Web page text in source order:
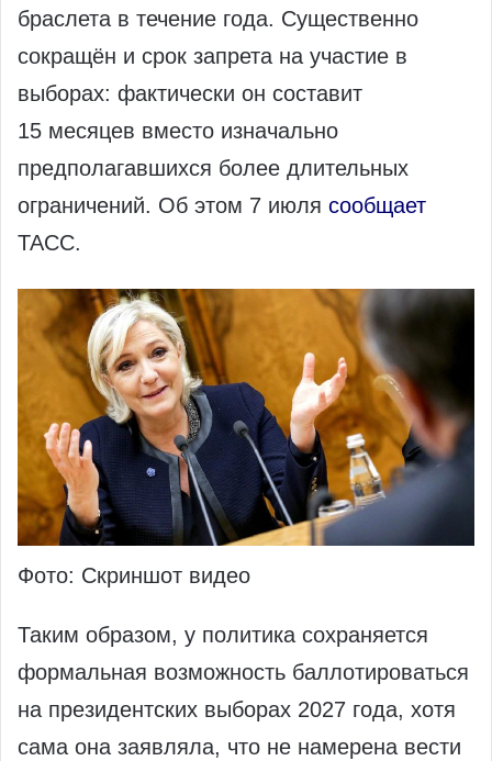
браслета в течение года. Существенно
сокращён и срок запрета на участие в
выборах: фактически он составит
15 месяцев вместо изначально
предполагавшихся более длительных
ограничений. Об этом 7 июля сообщает
ТАСС.
Фото: Скриншот видео
Таким образом, у политика сохраняется
формальная возможность баллотироваться
на президентских выборах 2027 года, хотя
сама она заявляла, что не намерена вести